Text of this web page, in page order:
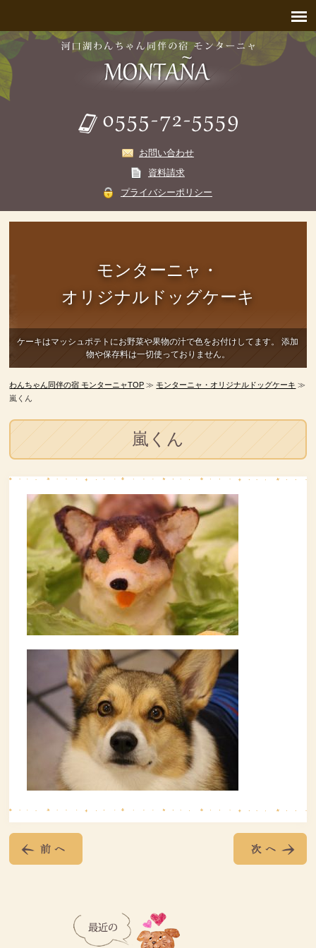
お問い合わせ
資料請求
プライバシーポリシー
モンターニャ・
オリジナルドッグケーキ
ケーキはマッシュポテトにお野菜や果物の汁で色をお付けしてます。
添加
物や保存料は一切使っておりません。
わんちゃん同伴の宿 モンターニャTOP ≫モンターニャ・オリジナルドッグケーキ ≫
嵐くん
嵐くん